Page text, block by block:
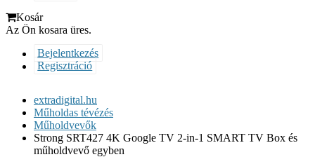
Kosár
Az Ön kosara üres.
Bejelentkezés
Regisztráció
extradigital.hu
Műholdas tévézés
Műholdvevők
Strong SRT427 4K Google TV 2-in-1 SMART TV Box és
műholdvevő egyben